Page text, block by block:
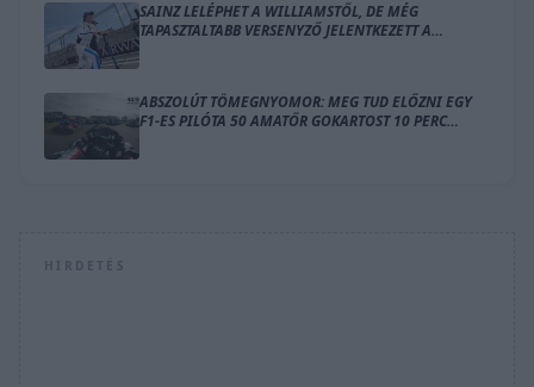
SAINZ LELÉPHET A WILLIAMSTŐL, DE MÉG
TAPASZTALTABB VERSENYZŐ JELENTKEZETT A
ABSZOLÚT TÖMEGNYOMOR: MEG TUD ELŐZNI EGY
F1-ES PILÓTA 50 AMATŐR GOKARTOST 10 PERC
HIRDETÉS